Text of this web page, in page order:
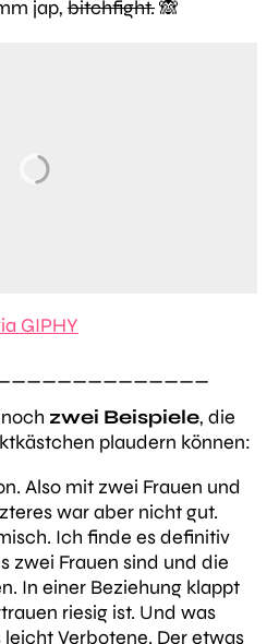
jap, bitchfight.🙈
GIPHY
zwei Beispiele, die
plaudern können:
Also mit zwei Frauen und
war aber nicht gut.
Ich finde es definitiv
zwei Frauen sind und die
In einer Beziehung klappt
riesig ist. Und was
Verbotene. Der etwas